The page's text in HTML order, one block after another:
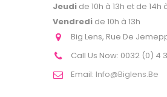
Jeudi de 10h à 13h et de 14h
Vendredi de 10h à 13h
Big Lens, Rue De
Call Us Now: 0032 (0) 4
Email: Info@biglens.be